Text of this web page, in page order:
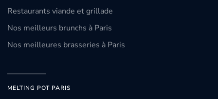
Restaurants viande et grillade
Nos meilleurs brunchs à Paris
Nos meilleures brasseries à Paris
MELTING POT PARIS